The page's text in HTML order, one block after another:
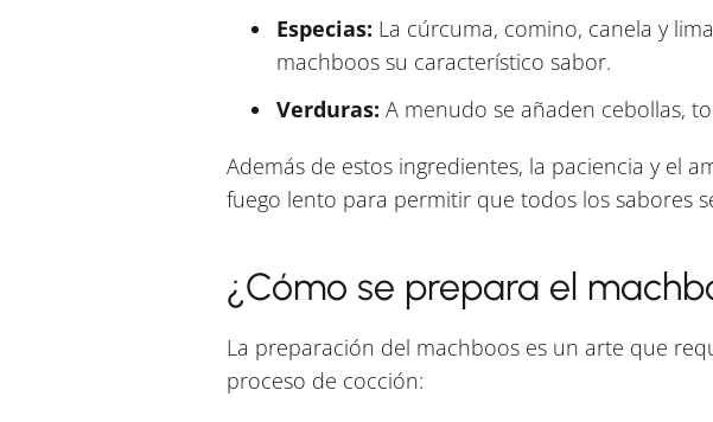
Especias: La cúrcuma, comino, canela y
machboos su característico sabor.
Verduras: A menudo se añaden cebollas,
Además de estos ingredientes, la paciencia y el
fuego lento para permitir que todos los sabores
¿Cómo se prepara el
La preparación del machboos es un arte que
proceso de cocción: